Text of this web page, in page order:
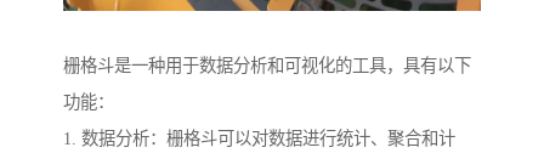
栅格斗是一种用于数据分析和可视化的工具，具有以下
功能：
1. 数据分析：栅格斗可以对数据进行统计、聚合和计